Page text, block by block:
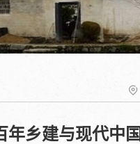
年乡建与现代中国